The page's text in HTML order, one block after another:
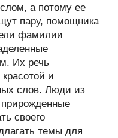
а потому ее
пару, помощника
фамилии
Их речь
и
слов. Люди из
своего
темы для